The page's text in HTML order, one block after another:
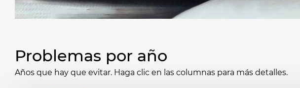
Problemas por año
Años que hay que evitar. Haga clic en las columnas para más detalles.